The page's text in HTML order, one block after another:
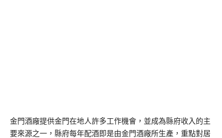
金門酒廠提供金門在地人許多工作機會，並成為縣府收入的主
要來源之一，縣府每年配酒即是由金門酒廠所生產，重點對居